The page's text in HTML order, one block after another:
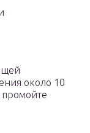
около 10
промойте